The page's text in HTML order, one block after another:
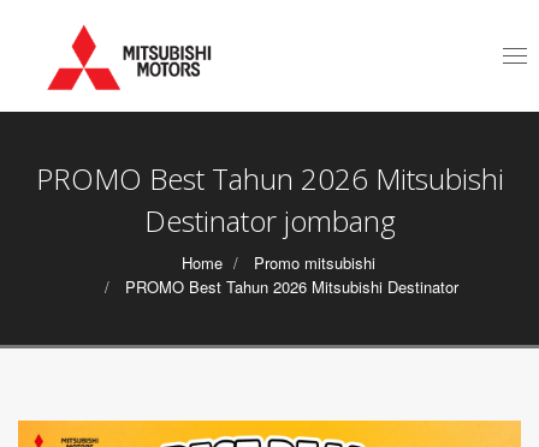
PROMO Best Tahun 2026 Mitsubishi
Destinator jombang
Home
Promo mitsubishi
PROMO Best Tahun 2026 Mitsubishi Destinator